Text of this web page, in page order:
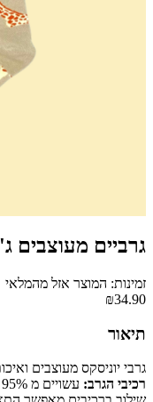
גרביים מעוצבים
זמינות: המוצר אזל מהמלאי
₪34.90
תיאור
גרבי יוניסקס מעוצבים
רכיבי הגרב: עשויים מ 95% כותנה 5% לייקרה